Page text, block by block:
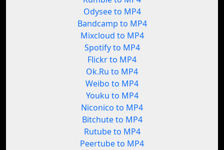
Odysee to MP4
Bandcamp to MP4
Mixcloud to MP4
Spotify to MP4
Flickr to MP4
Ok.Ru to MP4
Weibo to MP4
Youku to MP4
Niconico to MP4
Bitchute to MP4
Rutube to MP4
Peertube to MP4